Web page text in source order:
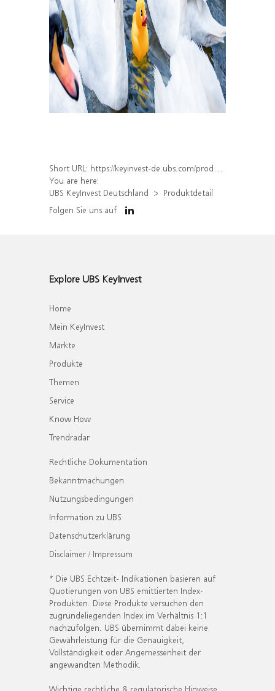
Short URL: https://keyinvest-de.ubs.com/produkt/detail/index/isin/DE000WA6GTK4
You are here:
UBS KeyInvest Deutschland
Produktdetail
Folgen Sie uns auf
Explore UBS KeyInvest
Home
Mein KeyInvest
Märkte
Produkte
Themen
Service
Know How
Trendradar
Rechtliche Dokumentation
Bekanntmachungen
Nutzungsbedingungen
Information zu UBS
Datenschutzerklärung
Disclaimer / Impressum
* Die UBS Echtzeit- Indikationen basieren auf
Quotierungen von UBS emittierten Index-
Produkten. Diese Produkte versuchen den
zugrundeliegenden Index im Verhältnis 1:1
nachzufolgen. UBS übernimmt dabei keine
Gewährleistung für die Genauigkeit,
Vollständigkeit oder Angemessenheit der
angewandten Methodik.